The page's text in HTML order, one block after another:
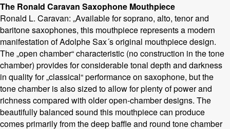
The Ronald Caravan Saxophone Mouthpiece
Ronald L. Caravan: „Available for soprano, alto, tenor and
baritone saxophones, this mouthpiece represents a modern
manifestation of Adolphe Sax´s original mouthpiece design.
The „open chamber“ characteristic (no construction in the tone
chamber) provides for considerable tonal depth and darkness
in quality for „classical“ performance on saxophone, but the
tone chamber is also sized to allow for plenty of power and
richness compared with older open-chamber designs. The
beautifully balanced sound this mouthpiece can produce
comes primarily from the deep baffle and round tone chamber